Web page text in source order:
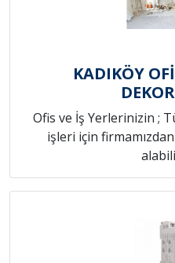
KADIKÖY
Ofis ve İş Yerlerinizin ;
işleri için